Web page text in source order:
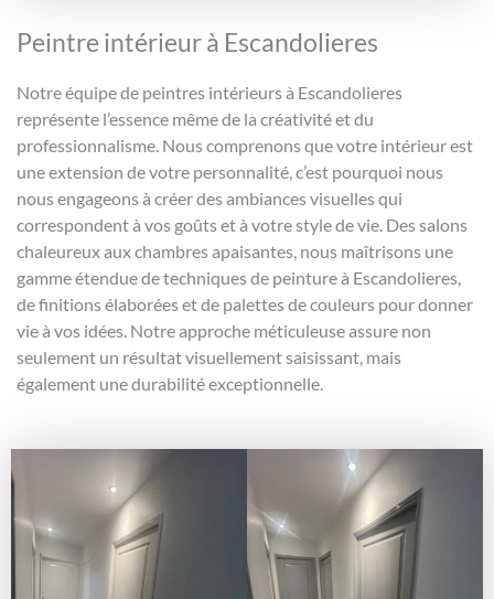
Peintre intérieur à Escandolieres
Notre équipe de peintres intérieurs à Escandolieres
représente l’essence même de la créativité et du
professionnalisme. Nous comprenons que votre intérieur est
une extension de votre personnalité, c’est pourquoi nous
nous engageons à créer des ambiances visuelles qui
correspondent à vos goûts et à votre style de vie. Des salons
chaleureux aux chambres apaisantes, nous maîtrisons une
gamme étendue de techniques de peinture à Escandolieres,
de finitions élaborées et de palettes de couleurs pour donner
vie à vos idées. Notre approche méticuleuse assure non
seulement un résultat visuellement saisissant, mais
également une durabilité exceptionnelle.